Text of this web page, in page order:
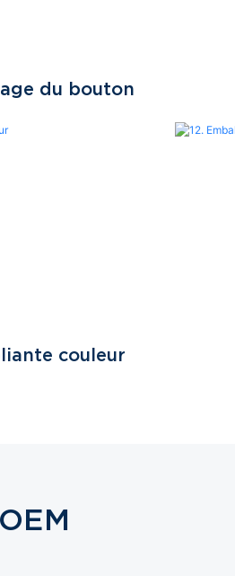
du bouton
couleur